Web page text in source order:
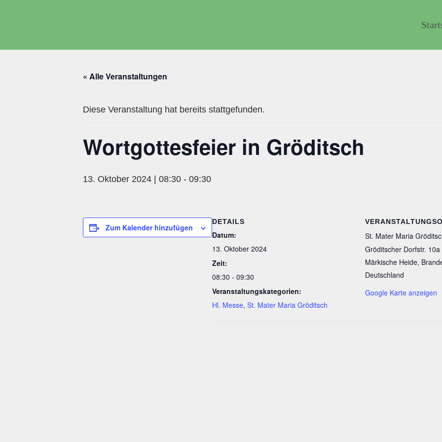
« Alle Veranstaltungen
Diese Veranstaltung hat bereits stattgefunden.
Wortgottesfeier in Gröditsch
13. Oktober 2024 | 08:30 - 09:30
Zum Kalender hinzufügen
DETAILS
Datum:
13. Oktober 2024
Zeit:
08:30 - 09:30
Veranstaltungskategorien:
Hl. Messe, St. Mater Maria Gröditsch
St. Mater Maria
Gröditscher Dorfstr. 10a
Märkische Heide,
Deutschland
Google Karte anzeigen